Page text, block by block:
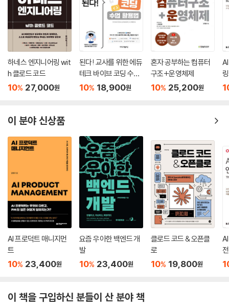
SI로 시작해 다양한 커머스 서비스, 물류 플랫폼 회사에서 제품팀의 문제
를 해결해왔습니다. 프로덕트 매니저는 생명주기 전체를 책임지는 사람입
니다. 문제를 해결해 결과적으로 좋은 제품을 만든다는 목표를 달성하기까
지 모든 이해관계자가 같은 목표를 갖고 각자 역할에 집중할 수 있게 해야
합니다. 따라서 문제 해결의 킥오프 단계에 그 누구보다 많은 에너지를 쏟
아부어 뚜렷한 하나의 목표를 가진 팀워크를 구축해야 할 책임도 프로덕트
판 삼아 과정과 결과물에서 차이를 만들어낼 수 있어야 합니다. 차이를 만
야 하는지 소개하겠습니다.
03_ 서비스 뜯어보기 신공 (이미림_ 카카오스타일 PO)
“벤치마킹할 서비스를 선택하는 방법부터 자사에 적용하는 법까지 ‘뜯어
보기 원칙’을 알아봅시다.”
개발 인턴으로 첫 커리어를 시작하고, 기획자로 전향한 후 12년이 넘는 시
간 동안 쭉~ 기획의 매력에 매료되어 행복하게 일하고 있습니다. 현재는
카카오스타일에서 PO로 재직 중입니다. 다양한 인더스트리의 기업에서
경험하고 배웠던 기억을 되새기며 어떤 정보를 어떻게 나눠줄지 고민한 끝
에 기획자라면 모두가 경험했거나 경험하고 있을 ‘벤치마킹 방법’을 공유
신공’을 소개합니다. 같은 기능이어도 비즈니스 모델과 서비스 성격, 유저
보고 50개 넘는 프로덕트와 수백 번의 릴리즈를 겪었지만, 이 책에서 무엇
하나가 더 중요하다고 제가 감히 말할 수는 없습니다. 그럼에도 이 책에서
제가 보석같이 생각했던 부분을 꼽으라면 김수미 님이 소개한 ‘킥오프의
중요성’과 김승욱 님이 소개한 ‘PIC 2 단계에서 VOC를 생각/감정/행동으
로 분류하는 점’을 언급하고 싶습니다. 이 두 가지만 해도 이 책의 소장가치
는 충분하다고 말하고 싶습니다. 이 책은 누군가에게는 시행착오를 함께
나누며 동료의식을 느끼게 해주기도 하고, 앞으로 더 멋진 프로덕트를 만
들 누군가에게는 좋은 안내서로 읽히기도 합니다. 이 책으로 유저의 마음
문화가 되는 프로덕트를 만들 수 있기를 바라겠습니다.
하네스 엔지니어링 wit
h 클로드 코드
10% 27,000원
된다! 교사를 위한 에듀
테크 바이브 코딩 수업
활용법
10% 18,900원
혼자 공부하는 컴퓨터
구조+운영체제
10% 25,200원
링
이 분야 신상품
AI 프로덕트 매니지먼
트
10% 23,400원
요즘 우아한 백엔드 개
발
10% 23,400원
클로드 코드 & 오픈클
로
10% 19,800원
이 책을 구입하신 분들이 산 분야 책